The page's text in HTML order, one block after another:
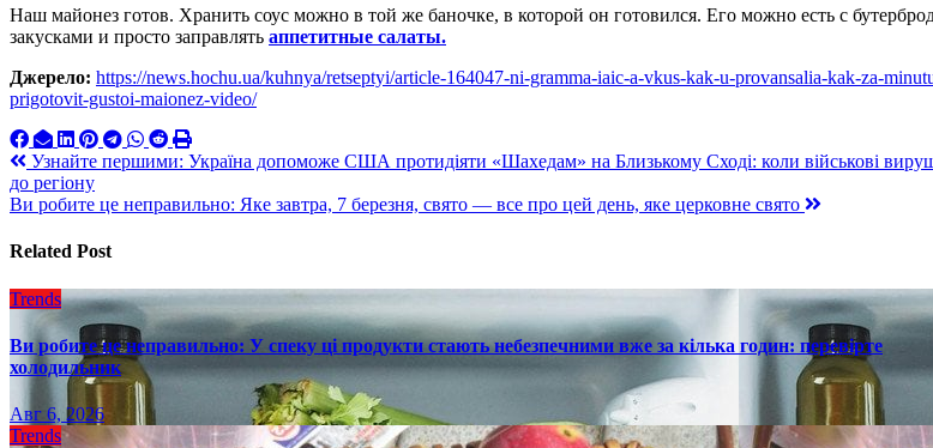
Наш майонез готов. Хранить соус можно в той же баночке, в которой он готовился. Его можно есть с
закусками и просто заправлять аппетитные салаты.
Джерело: https://news.hochu.ua/kuhnya/retseptyi/article-164047-ni-gramma-iaic-a-vkus-kak-u-provansalia-kak-za-
prigotovit-gustoi-maionez-video/
Навигация
по
Узнайте першими: Україна допоможе США протидіяти «Шахедам» на Близькому Сході: коли військові
до регіону
Ви робите це неправильно: Яке завтра, 7 березня, свято — все про цей день, яке церковне свято
Related Post
Trends
Ви робите це неправильно: У спеку ці продукти стають небезпечними вже за кілька годин: перевірте
холодильник
Авг 6, 2026
Trends